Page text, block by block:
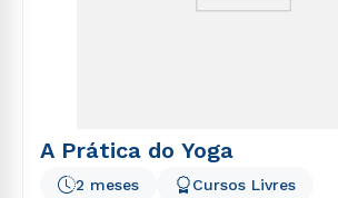
A Prática do Yoga
2 meses Cursos Livres